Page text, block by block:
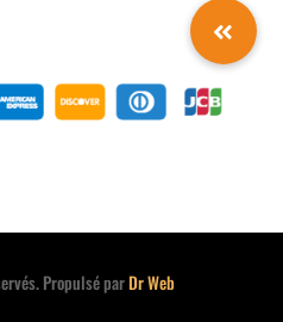
Propulsé parDr Web